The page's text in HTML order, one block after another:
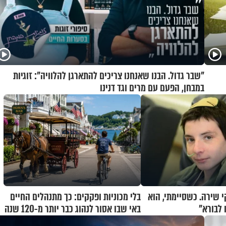
"שבר גדול. הבנו שאנחנו צריכים להתארגן להלוויה": זוגיות
במבחן, הפעם עם מרים וגד דנינו
שירה. כשסיימתי, הוא בלי מכוניות ופקקים: כך מתנהלים החיים
באי שבו אסור לנהוג כבר יותר מ-120 שנה